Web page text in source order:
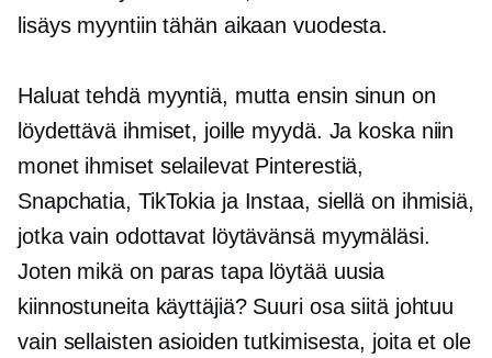
lisäys myyntiin tähän aikaan vuodesta.
Haluat tehdä myyntiä, mutta ensin sinun on
löydettävä ihmiset, joille myydä. Ja koska niin
monet ihmiset selailevat Pinterestiä,
Snapchatia, TikTokia ja Instaa, siellä on ihmisiä,
jotka vain odottavat löytävänsä myymäläsi.
Joten mikä on paras tapa löytää uusia
kiinnostuneita käyttäjiä? Suuri osa siitä johtuu
vain sellaisten asioiden tutkimisesta, joita et ole